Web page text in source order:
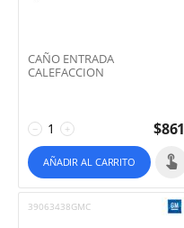
CAÑO ENTRADA
CALEFACCION
+
− $861
AÑADIR AL CARRITO
39063438GMC